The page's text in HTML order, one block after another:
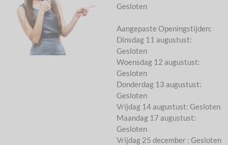
Gesloten
Aangepaste Openingstijden:
Dinsdag 11 augustust:
Gesloten
Woensdag 12 augustust:
Gesloten
Donderdag 13 augustust:
Gesloten
Vrijdag 14 augustust: Gesloten
Maandag 17 augustust:
Gesloten
Vrijdag 25 december : Gesloten